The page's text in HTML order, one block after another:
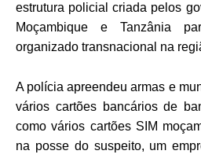
estrutura policial criada pelos
Moçambique e Tanzânia
organizado transnacional na
A polícia apreendeu armas e
vários cartões bancários de
como vários cartões SIM
na posse do suspeito, um